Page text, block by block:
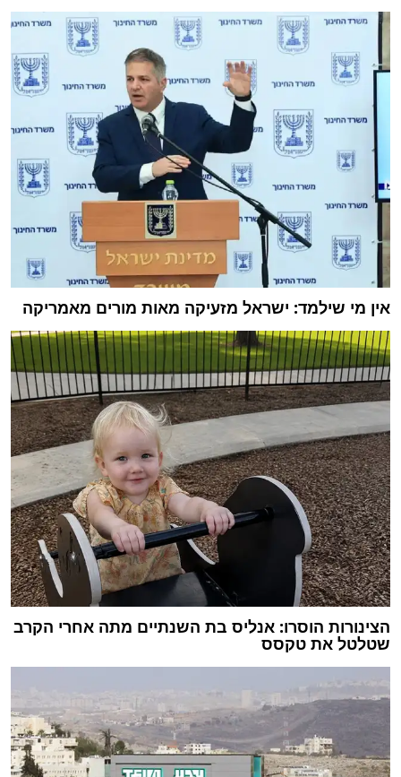
אין מי שילמד: ישראל מזעיקה מאות מורים מאמריקה
הצינורות הוסרו: אנליס בת השנתיים מתה אחרי הקרב
שטלטל את טקסס